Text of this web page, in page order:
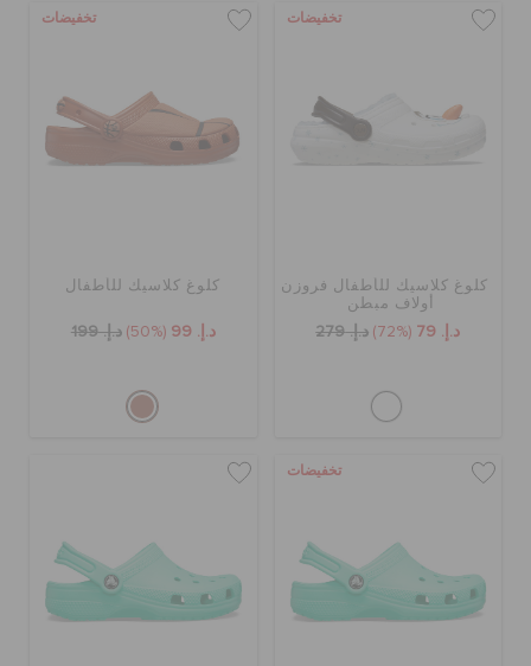
تخفيضات
كلوغ كلاسيك للأطفال فروزن
أولاف مبطن
د.إ. 79 (72%) د.إ. 279
تخفيضات
كلوغ كلاسيك للأطفال
د.إ. 99 (50%) د.إ. 199
تخفيضات